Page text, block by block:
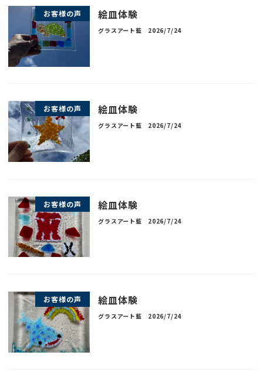
お客様の声 絵皿体験
グラスアート藍 2026/7/24
お客様の声 絵皿体験
グラスアート藍 2026/7/24
お客様の声 絵皿体験
グラスアート藍 2026/7/24
お客様の声 絵皿体験
グラスアート藍 2026/7/24